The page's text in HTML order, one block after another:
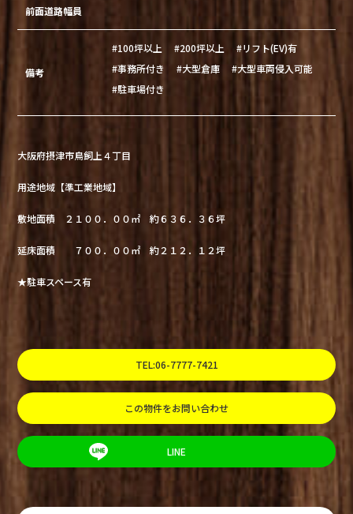
前面道路幅員
備考
#100坪以上 #200坪以上
#リフト(EV)有
#事務所付き
#大型倉庫
#大型車両侵入可能
#駐車場付き
大阪府摂津市鳥飼上４丁目
用途地域【準工業地域】
敷地面積 ２１００．００㎡ 約６３６．３６坪
延床面積 ７００．００㎡ 約２１２．１２坪
★駐車スペース有
TEL:06-7777-7421
この物件をお問い合わせ
LINE